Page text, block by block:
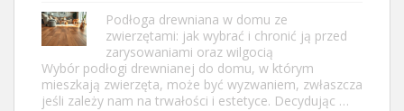
Podłoga drewniana w domu ze
zwierzętami: jak wybrać i chronić ją przed
zarysowaniami oraz wilgocią
Wybór podłogi drewnianej do domu, w którym
mieszkają zwierzęta, może być wyzwaniem, zwłaszcza
jeśli zależy nam na trwałości i estetyce. Decydując …